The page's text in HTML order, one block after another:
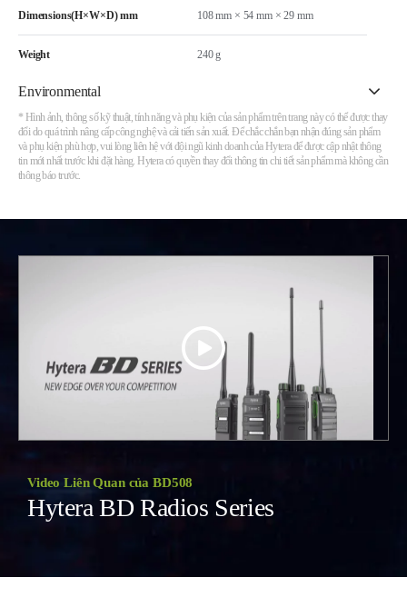
Dimensions(H×W×D) mm 108 mm × 54 mm × 29 mm
Weight 240 g
Environmental
* Hình ảnh, thông số kỹ thuật, tính năng và phụ kiện của sản phẩm trên trang này có thể được thay
đổi do quá trình nâng cấp công nghệ và cải tiến sản xuất. Để chắc chắn bạn nhận đúng sản phẩm
và phụ kiện phù hợp, vui lòng liên hệ với đội ngũ kinh doanh của Hytera để được cập nhật thông
tin mới nhất trước khi đặt hàng. Hytera có quyền thay đổi thông tin chi tiết sản phẩm mà không cần
thông báo trước.
Video Liên Quan của BD508
Hytera BD Radios Series